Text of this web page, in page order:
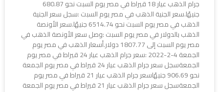
جرام الذهب عيار 18 قيراط في مصر يوم السبت نحو 680.87
جنيهًا.سعر الجنية الذهب في مصر يوم السبت :سجل سعر الجنية
الذهب في مصر يوم السبت نحو 6514.74 جنيهًا.سعر الأونصة
الذهب بالدولار في مصر يوم السبت :وصل سعر الأونصة الذهب في
مصر يوم السبت إلى 1807.77 دولار.أسعار الذهب في مصر يوم
الجمعة 4-2-2022 :سعر جرام الذهب عيار 24 قيراط في مصر يوم
الجمعةسجل سعر جرام الذهب عيار 24 قيراط في مصر يوم الجمعة
نحو 906.69 جنيهًاسعر جرام الذهب عيار 21 قيراط في مصر يوم
الجمعةسجل سعر جرام الذهب عيار 21 قيراط في مصر يوم الجمعة